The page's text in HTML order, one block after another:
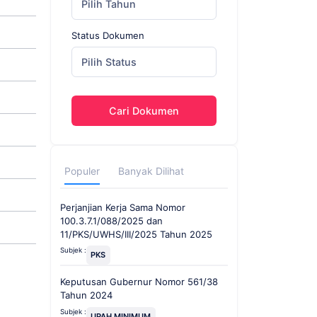
Pilih Tahun
Status Dokumen
Pilih Status
Cari Dokumen
Populer Banyak Dilihat
Perjanjian Kerja Sama Nomor
100.3.7.1/088/2025 dan
11/PKS/UWHS/III/2025 Tahun 2025
Subjek : PKS
Keputusan Gubernur Nomor 561/38
Tahun 2024
Subjek :